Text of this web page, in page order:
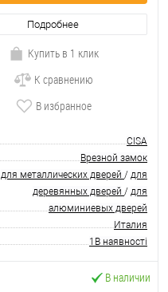
Подробнее
Купить в 1 клик
К сравнению
В избранное
CISA
Врезной замок
для металлических дверей / для
деревянных дверей / для
алюминиевых дверей
Италия
1В наявності
В наличии